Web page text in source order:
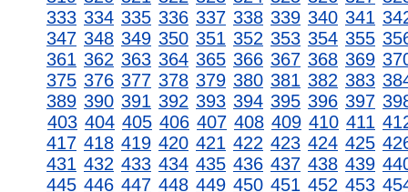
333 334 335 336 337 338 339 340 341
347 348 349 350 351 352 353 354 355
361 362 363 364 365 366 367 368 369
375 376 377 378 379 380 381 382 383
389 390 391 392 393 394 395 396 397
403 404 405 406 407 408 409 410 411
417 418 419 420 421 422 423 424 425
431 432 433 434 435 436 437 438 439
445 446 447 448 449 450 451 452 453